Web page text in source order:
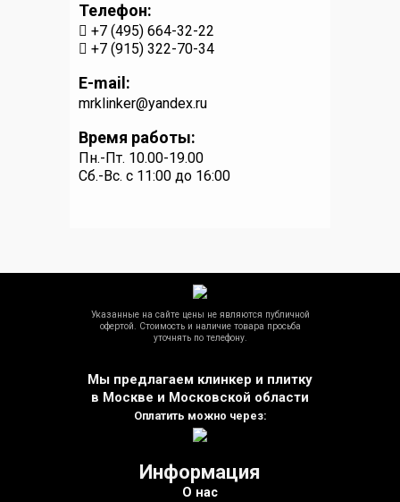
Телефон:
+7 (495) 664-32-22
+7 (915) 322-70-34
E-mail:
mrklinker@yandex.ru
Время работы:
Пн.-Пт. 10.00-19.00
Сб.-Вс. c 11:00 до 16:00
Указанные на сайте цены не являются публичной
офертой. Стоимость и наличие товара просьба
уточнять по телефону.
Мы предлагаем клинкер и плитку
в Москве и Московской области
Оплатить можно через:
Информация
О нас